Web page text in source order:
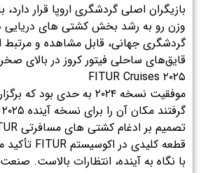
بازیگران اصلی گردشگری اروپا قرار
وزن رو به رشد بخش کشتی های
گردشگری جهانی، قابل مشاهده و
قایق‌های ساحلی فیتور کروز در بالای
FITUR Cruises ۲۰۲۵
موفقیت نسخه ۲۰۲۴ به حدی بود
قطعه کلیدی در اکوسیستم FITUR تأکید می کند.
با نگاه به آینده، انتظارات بالاست.